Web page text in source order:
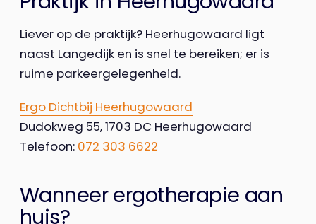
Liever op de praktijk? Heerhugowaard ligt
naast Langedijk en is snel te bereiken; er is
ruime parkeergelegenheid.
Ergo Dichtbij Heerhugowaard
Dudokweg 55, 1703 DC Heerhugowaard
Telefoon: 072 303 6622
Wanneer ergotherapie aan
huis?